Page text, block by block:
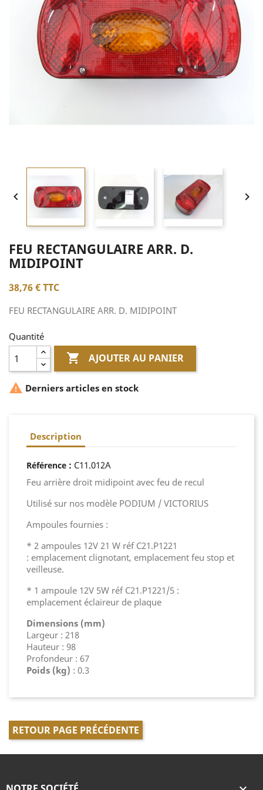
 
FEU RECTANGULAIRE ARR. D.
MIDIPOINT
38,76 €TTC
FEU RECTANGULAIRE ARR. D. MIDIPOINT
Quantité
 AJOUTER AU PANIER
 Derniers articles en stock
Description
Référence : C11.012A
Feu arrière droit midipoint avec feu de recul
Utilisé sur nos modèle PODIUM / VICTORIUS
Ampoules fournies :
* 2 ampoules 12V 21 W réf C21.P1221
: emplacement clignotant, emplacement feu stop et
veilleuse.
* 1 ampoule 12V 5W réf C21.P1221/5 :
emplacement éclaireur de plaque
Dimensions (mm)
Largeur : 218
Hauteur : 98
Profondeur : 67
Poids (kg) : 0.3
RETOUR PAGE PRÉCÉDENTE